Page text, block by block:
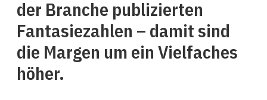
der Branche publizierten
Fantasiezahlen – damit sind
die Margen um ein Vielfaches
höher.